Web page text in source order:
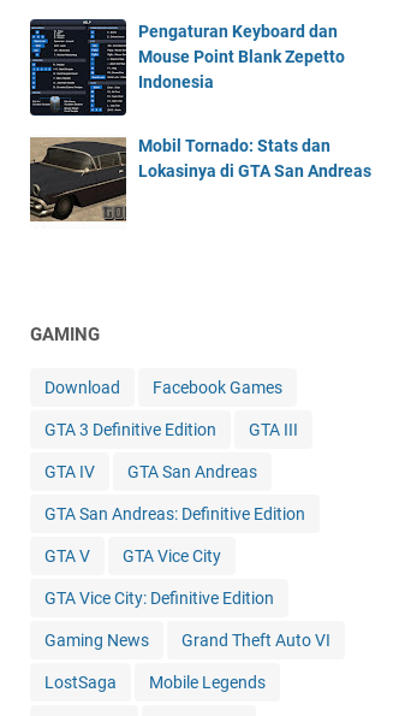
Pengaturan Keyboard dan
Mouse Point Blank Zepetto
Indonesia
Mobil Tornado: Stats dan
Lokasinya di GTA San Andreas
GAMING
Download Facebook Games
GTA 3 Definitive Edition GTA III
GTA IV GTA San Andreas
GTA San Andreas: Definitive Edition
GTA V GTA Vice City
GTA Vice City: Definitive Edition
Gaming News Grand Theft Auto VI
LostSaga Mobile Legends